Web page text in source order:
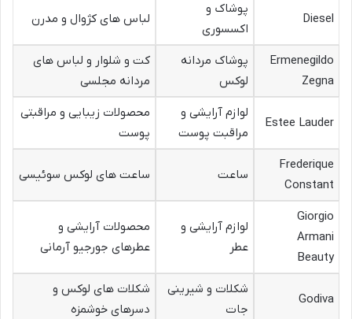
Diesel
پوشاک و
اکسسوری
لباس های کژوال و مدرن
Ermenegildo
Zegna
پوشاک مردانه
لوکس
کت و شلوار و لباس های
مردانه مجلسی
Estee Lauder
لوازم آرایشی و
مراقبت پوست
محصولات زیبایی و مراقبتی
پوست
Frederique
Constant
ساعت ساعت های لوکس سوئیسی
Giorgio
Armani
Beauty
لوازم آرایشی و
عطر
محصولات آرایشی و
عطرهای جورجیو آرمانی
Godiva
شکلات و شیرینی
جات
شکلات های لوکس و
دسرهای خوشمزه